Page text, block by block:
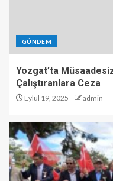
GÜNDEM
Yozgat’ta
Çalıştıranlara Ceza
Eylül 19, 2025 admin